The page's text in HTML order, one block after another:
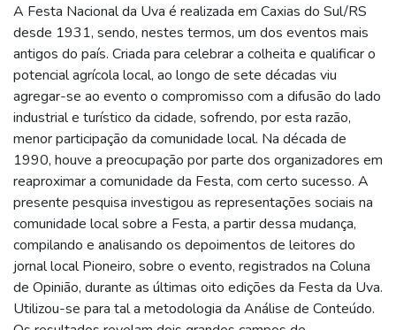
A Festa Nacional da Uva é realizada em Caxias do Sul/RS
desde 1931, sendo, nestes termos, um dos eventos mais
antigos do país. Criada para celebrar a colheita e qualificar o
potencial agrícola local, ao longo de sete décadas viu
agregar-se ao evento o compromisso com a difusão do lado
industrial e turístico da cidade, sofrendo, por esta razão,
menor participação da comunidade local. Na década de
1990, houve a preocupação por parte dos organizadores em
reaproximar a comunidade da Festa, com certo sucesso. A
presente pesquisa investigou as representações sociais na
comunidade local sobre a Festa, a partir dessa mudança,
compilando e analisando os depoimentos de leitores do
jornal local Pioneiro, sobre o evento, registrados na Coluna
de Opinião, durante as últimas oito edições da Festa da Uva.
Utilizou-se para tal a metodologia da Análise de Conteúdo.